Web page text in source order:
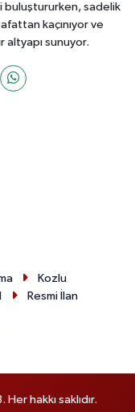
buluştururken, sadelik
kaçınıyor ve
altyapı sunuyor.
Kozlu
Resmi İlan
hakkı saklıdır.